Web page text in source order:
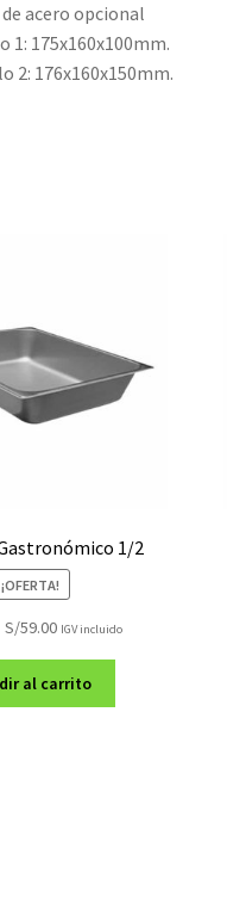
de acero opcional
1: 175x160x100mm.
2: 176x160x150mm.
1/2
¡OFERTA!
ElS/59.00El
actual
es:
IGV incluido
al carrito